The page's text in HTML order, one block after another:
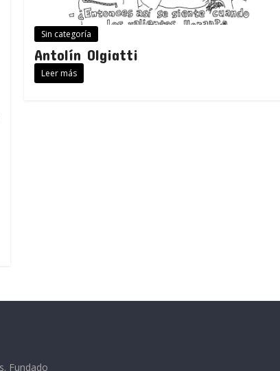
Sin categoría
Antolín Olgiatti
Leer más
Fundado